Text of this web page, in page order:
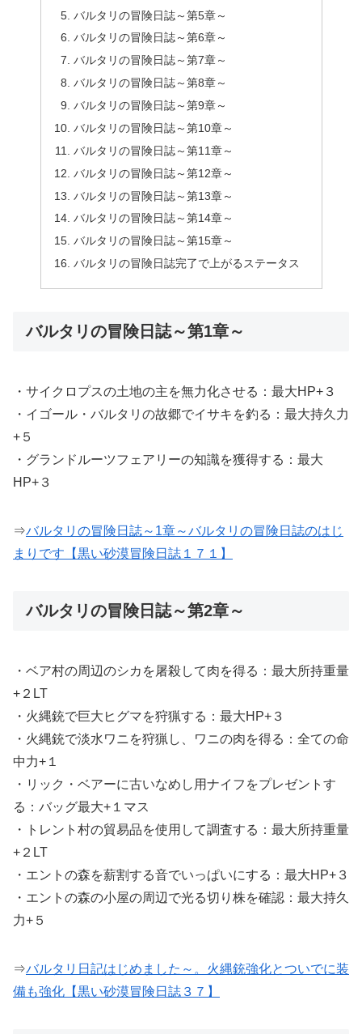
バルタリの冒険日誌～第5章～
バルタリの冒険日誌～第6章～
バルタリの冒険日誌～第7章～
バルタリの冒険日誌～第8章～
バルタリの冒険日誌～第9章～
バルタリの冒険日誌～第10章～
バルタリの冒険日誌～第11章～
バルタリの冒険日誌～第12章～
バルタリの冒険日誌～第13章～
バルタリの冒険日誌～第14章～
バルタリの冒険日誌～第15章～
バルタリの冒険日誌完了で上がるステータス
バルタリの冒険日誌～第1章～
・サイクロプスの土地の主を無力化させる：最大HP+３
・イゴール・バルタリの故郷でイサキを釣る：最大持久力
+５
・グランドルーツフェアリーの知識を獲得する：最大
HP+３
⇒バルタリの冒険日誌～1章～バルタリの冒険日誌のはじ
まりです【黒い砂漠冒険日誌１７１】
バルタリの冒険日誌～第2章～
・ベア村の周辺のシカを屠殺して肉を得る：最大所持重量
+２LT
・火縄銃で巨大ヒグマを狩猟する：最大HP+３
・火縄銃で淡水ワニを狩猟し、ワニの肉を得る：全ての命
中力+１
・リック・ベアーに古いなめし用ナイフをプレゼントす
る：バッグ最大+１マス
・トレント村の貿易品を使用して調査する：最大所持重量
+２LT
・エントの森を薪割する音でいっぱいにする：最大HP+３
・エントの森の小屋の周辺で光る切り株を確認：最大持久
力+５
⇒バルタリ日記はじめました～。火縄銃強化とついでに装
備も強化【黒い砂漠冒険日誌３７】